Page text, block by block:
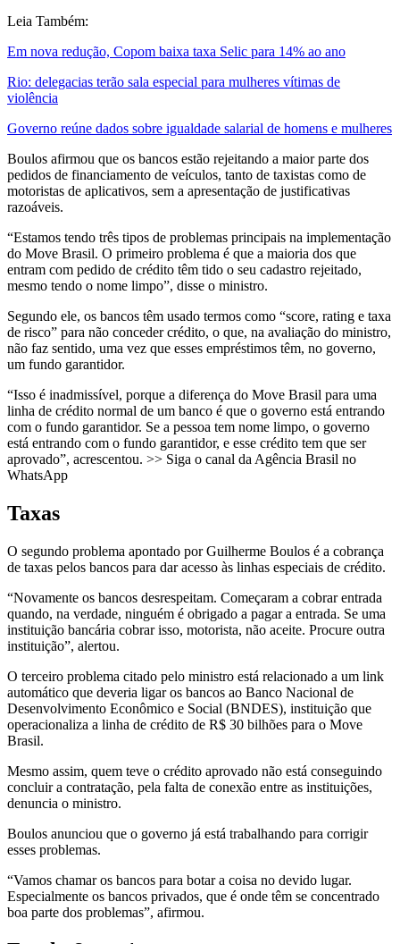
Leia Também:
Em nova redução, Copom baixa taxa Selic para 14% ao ano
Rio: delegacias terão sala especial para mulheres vítimas de
violência
Governo reúne dados sobre igualdade salarial de homens e mulheres
Boulos afirmou que os bancos estão rejeitando a maior parte dos
pedidos de financiamento de veículos, tanto de taxistas como de
motoristas de aplicativos, sem a apresentação de justificativas
razoáveis.
“Estamos tendo três tipos de problemas principais na implementação
do Move Brasil. O primeiro problema é que a maioria dos que
entram com pedido de crédito têm tido o seu cadastro rejeitado,
mesmo tendo o nome limpo”, disse o ministro.
Segundo ele, os bancos têm usado termos como “score, rating e taxa
de risco” para não conceder crédito, o que, na avaliação do ministro,
não faz sentido, uma vez que esses empréstimos têm, no governo,
um fundo garantidor.
“Isso é inadmissível, porque a diferença do Move Brasil para uma
linha de crédito normal de um banco é que o governo está entrando
com o fundo garantidor. Se a pessoa tem nome limpo, o governo
está entrando com o fundo garantidor, e esse crédito tem que ser
aprovado”, acrescentou. >> Siga o canal da Agência Brasil no
WhatsApp
Taxas
O segundo problema apontado por Guilherme Boulos é a cobrança
de taxas pelos bancos para dar acesso às linhas especiais de crédito.
“Novamente os bancos desrespeitam. Começaram a cobrar entrada
quando, na verdade, ninguém é obrigado a pagar a entrada. Se uma
instituição bancária cobrar isso, motorista, não aceite. Procure outra
instituição”, alertou.
O terceiro problema citado pelo ministro está relacionado a um link
automático que deveria ligar os bancos ao Banco Nacional de
Desenvolvimento Econômico e Social (BNDES), instituição que
operacionaliza a linha de crédito de R$ 30 bilhões para o Move
Brasil.
Mesmo assim, quem teve o crédito aprovado não está conseguindo
concluir a contratação, pela falta de conexão entre as instituições,
denuncia o ministro.
Boulos anunciou que o governo já está trabalhando para corrigir
esses problemas.
“Vamos chamar os bancos para botar a coisa no devido lugar.
Especialmente os bancos privados, que é onde têm se concentrado
boa parte dos problemas”, afirmou.